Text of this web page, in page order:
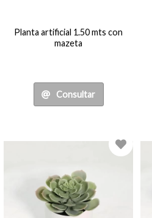
Planta artificial 1.50 mts con
mazeta
Consultar